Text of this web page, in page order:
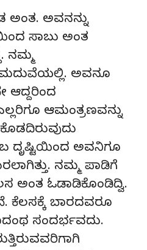
ಅಂತ. ಅವನನ್ನು
ಸಾಬು ಅಂತ
ನಮ್ಮ
ಅವನೂ
ಆಮಂತ್ರಣವನ್ನು
ದೃಷ್ಟಿಯಿಂದ ಅವನಿಗೂ
ನಮ್ಮ ಪಾಡಿಗೆ
ಅಂತ ಓಡಾಡಿಕೊಂಡಿದ್ವಿ.
ಬಾರದವರೂ
ಸಂದರ್ಭವದು.